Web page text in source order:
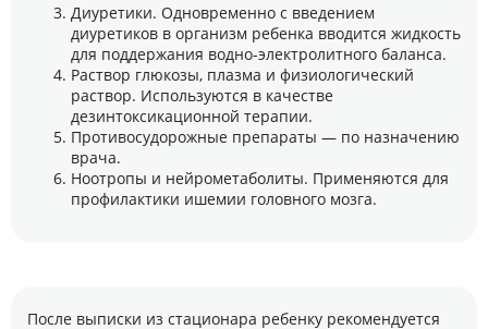
Диуретики. Одновременно с введением
диуретиков в организм ребенка вводится жидкость
для поддержания водно-электролитного баланса.
Раствор глюкозы, плазма и физиологический
раствор. Используются в качестве
дезинтоксикационной терапии.
Противосудорожные препараты — по назначению
врача.
Ноотропы и нейрометаболиты. Применяются для
профилактики ишемии головного мозга.
После выписки из стационара ребенку рекомендуется